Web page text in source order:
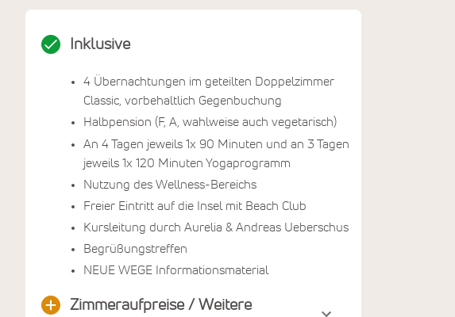
Inklusive
4 Übernachtungen im geteilten Doppelzimmer
Classic, vorbehaltlich Gegenbuchung
Halbpension (F, A, wahlweise auch vegetarisch)
An 4 Tagen jeweils 1x 90 Minuten und an 3 Tagen
jeweils 1x 120 Minuten Yogaprogramm
Nutzung des Wellness-Bereichs
Freier Eintritt auf die Insel mit Beach Club
Kursleitung durch Aurelia & Andreas Ueberschuss
Begrüßungstreffen
NEUE WEGE Informationsmaterial
Zimmeraufpreise / Weitere